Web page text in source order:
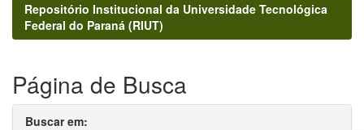
Repositório Institucional da Universidade Tecnológica
Federal do Paraná (RIUT)
Página de Busca
Buscar em: